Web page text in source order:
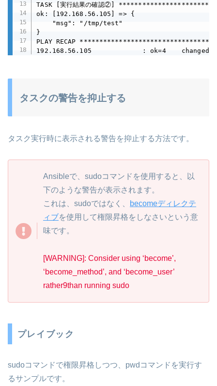
TASK [実行結果の確認②]
ok: [192.168.56.105] => {
    "msg": "/tmp/test"
}
PLAY RECAP
192.168.56.105             : ok=4
タスクの警告を抑止する
タスク実行時に表示される警告を抑止する方法です。
Ansibleで、sudoコマンドを使用すると、以
下のような警告が表示されます。
これは、sudoではなく、
becomeディレクテ
ィブを使用して権限昇格をしなさいという意
味です。
[WARNING]: Consider using ‘become’,
‘become_method’, and ‘become_user’
rather9than running sudo
プレイブック
sudoコマンドで権限昇格しつつ、pwdコマンドを実行す
るサンプルです。